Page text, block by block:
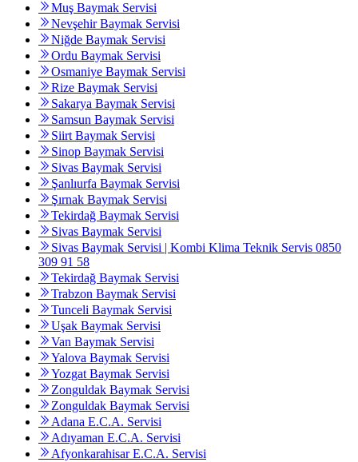
Muş Baymak Servisi
Nevşehir Baymak Servisi
Niğde Baymak Servisi
Ordu Baymak Servisi
Osmaniye Baymak Servisi
Rize Baymak Servisi
Sakarya Baymak Servisi
Samsun Baymak Servisi
Siirt Baymak Servisi
Sinop Baymak Servisi
Sivas Baymak Servisi
Şanlıurfa Baymak Servisi
Şırnak Baymak Servisi
Tekirdağ Baymak Servisi
Sivas Baymak Servisi
Sivas Baymak Servisi | Kombi Klima Teknik Servis 0850
309 91 58
Tekirdağ Baymak Servisi
Trabzon Baymak Servisi
Tunceli Baymak Servisi
Uşak Baymak Servisi
Van Baymak Servisi
Yalova Baymak Servisi
Yozgat Baymak Servisi
Zonguldak Baymak Servisi
Zonguldak Baymak Servisi
Adana E.C.A. Servisi
Adıyaman E.C.A. Servisi
Afyonkarahisar E.C.A. Servisi